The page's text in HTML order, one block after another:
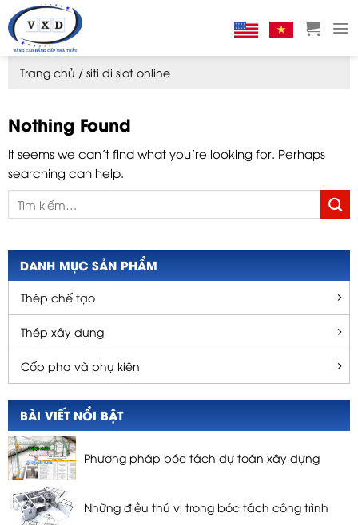
Skip
to
content
Trang chủ / siti di slot online
Nothing Found
It seems we can’t find what you’re looking for. Perhaps
searching can help.
DANH MỤC SẢN PHẨM
Thép chế tạo
Thép xây dựng
Cốp pha và phụ kiện
BÀI VIẾT NỔI BẬT
Phương pháp bóc tách dự toán xây dựng
Những điều thú vị trong bóc tách công trình